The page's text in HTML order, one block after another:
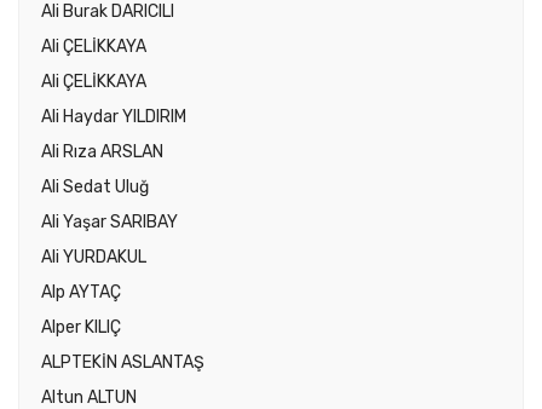
Ali Burak DARICILI
Ali ÇELİKKAYA
Ali ÇELİKKAYA
Ali Haydar YILDIRIM
Ali Rıza ARSLAN
Ali Sedat Uluğ
Ali Yaşar SARIBAY
Ali YURDAKUL
Alp AYTAÇ
Alper KILIÇ
ALPTEKİN ASLANTAŞ
Altun ALTUN